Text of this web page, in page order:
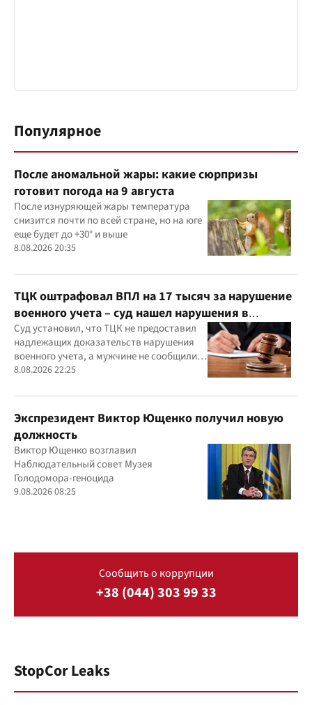
Популярное
После аномальной жары: какие сюрпризы
готовит погода на 9 августа
После изнуряющей жары температура
снизится почти по всей стране, но на юге
еще будет до +30° и выше
8.08.2026 20:35
ТЦК оштрафовал ВПЛ на 17 тысяч за нарушение
военного учета – суд нашел нарушения в
действиях ТЦК
Суд установил, что ТЦК не предоставил
надлежащих доказательств нарушения
военного учета, а мужчине не сообщили
должным образом о дате и месте
8.08.2026 22:25
Экспрезидент Виктор Ющенко получил новую
должность
Виктор Ющенко возглавил
Наблюдательный совет Музея
Голодомора-геноцида
9.08.2026 08:25
Сообщить о коррупции
+38 (044) 303 99 33
StopCor Leaks